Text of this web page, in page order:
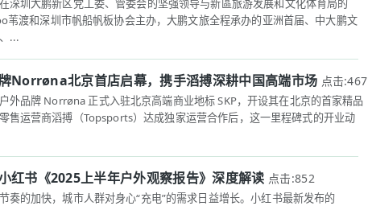
深圳大鹏新区党工委、管委会的坚强领导与新區旅游发展和文化体育局的
苇渡和深圳市帆船帆板协会主办，大鹏文旅全程承办的亚洲首届、中大鹏文
...
Norrøna北京首店启幕，携手滔搏深耕中国高端市场 点击:467
外品牌 Norrøna 正式入驻北京高端商业地标 SKP，开设其在北京的首家精品
售运营商滔搏（Topsports）达成独家运营合作后，这一里程碑式的开业动
红书《2025上半年户外观察报告》深度解读 点击:852
奏的加快，城市人群对身心“充电”的需求日益增长。小红书最新发布的